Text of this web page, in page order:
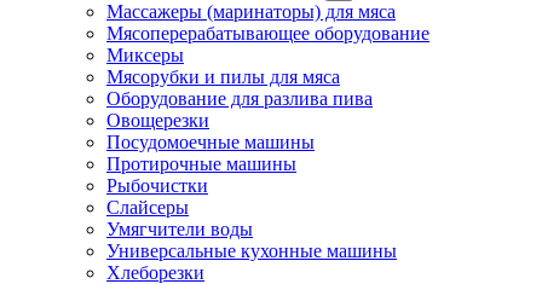
Массажеры (маринаторы) для мяса
Мясоперерабатывающее оборудование
Миксеры
Мясорубки и пилы для мяса
Оборудование для разлива пива
Овощерезки
Посудомоечные машины
Протирочные машины
Рыбочистки
Слайсеры
Умягчители воды
Универсальные кухонные машины
Хлеборезки